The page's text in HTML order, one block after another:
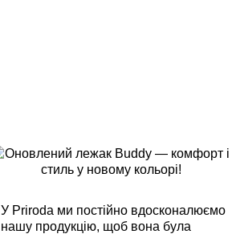
У Priroda ми постійно вдосконалюємо
нашу продукцію, щоб вона була